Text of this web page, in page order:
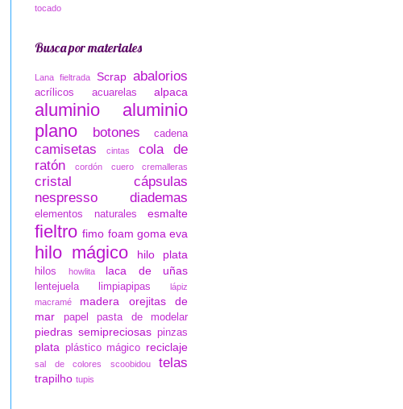
tocado
Busca por materiales
Lana fieltrada Scrap abalorios
acrílicos acuarelas alpaca
aluminio
aluminio
plano
botones cadena
camisetas cintas
cola de
ratón
cordón cuero cremalleras
cristal
cápsulas
nespresso
diademas
elementos naturales esmalte
fieltro fimo foam goma eva
hilo mágico hilo plata
hilos howlita laca de uñas
lentejuela limpiapipas
lápiz
macramé
madera
orejitas de
mar
papel pasta de modelar
piedras semipreciosas pinzas
plata plástico mágico reciclaje
sal de colores scoobidou telas
trapilho tupis